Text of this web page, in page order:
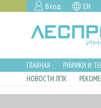
Вход EN
ГЛАВНАЯ РУБРИКИ И
НОВОСТИ ЛПК